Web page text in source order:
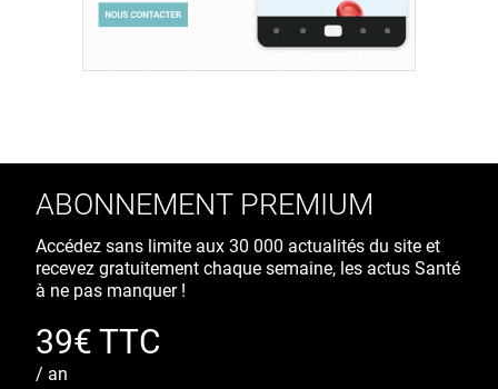
ABONNEMENT PREMIUM
Accédez sans limite aux 30 000 actualités du site et
recevez gratuitement chaque semaine, les actus Santé
à ne pas manquer !
39€ TTC
/ an